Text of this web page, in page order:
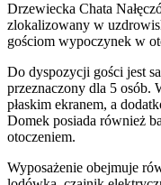
Drzewiecka Chata
zlokalizowany w
gościom wypoczynek w
Do dyspozycji gości jest
przeznaczony dla 5 osób.
płaskim ekranem, a
Domek posiada również
otoczeniem.
Wyposażenie obejmuje